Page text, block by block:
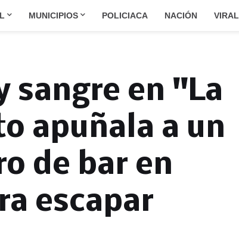
MUNICIPIOS POLICIACA NACIÓN VIRAL
sangre en "La
apuñala a un
de bar en
escapar